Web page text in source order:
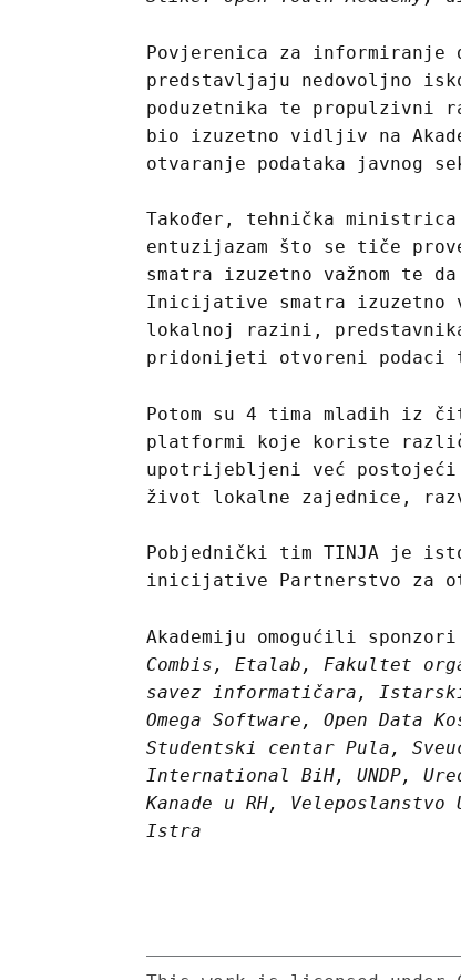
Povjerenica za informiranje
predstavljaju nedovoljno
poduzetnika te propulzivni
bio izuzetno vidljiv na
otvaranje podataka javnog
Također, tehnička
entuzijazam što se tiče
smatra izuzetno važnom te
Inicijative smatra izuzetno
lokalnoj razini,
pridonijeti otvoreni podaci
Potom su 4 tima mladih iz
platformi koje koriste
upotrijebljeni već postojeći
život lokalne zajednice,
Pobjednički tim TINJA je
inicijative Partnerstvo za
Akademiju omogućili
Combis, Etalab, Fakultet
savez informatičara,
Omega Software, Open Data
Studentski centar Pula,
International BiH, UNDP,
Kanade u RH,
Istra